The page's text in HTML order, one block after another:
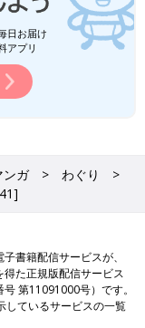
日お届け
アプリ
ンガ
わぐり
書籍配信サービスが、
た正規版配信サービス
第11091000号）です。
しているサービスの一覧